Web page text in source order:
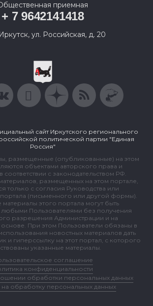
приемная
+ 7 9642141418
ул. Российская, д. 20
сайт Иркутского регионального
политической партии "Единая
Россия"
размещенные (опубликованные) на этом
объектами авторского права и
соответствии с законодательством РФ.
размещенных на этом портале,
только с согласия Руководства или
(письменного или другой формы).
этого портала могут быть
любыми Пользователями без получения
разрешения Администрации и на
При этом Пользователи обязаны в
новостных материалов дать
и гиперссылку на этот портал, с которого
указанные материалы.
соглашение
конфиденциальности
обработки персональных данных
на обработку персональных данных